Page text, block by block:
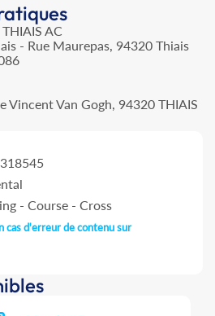
AC
- Rue Maurepas, 94320 Thiais
Vincent Van Gogh, 94320 THIAIS
- Course - Cross
cas d'erreur de contenu sur